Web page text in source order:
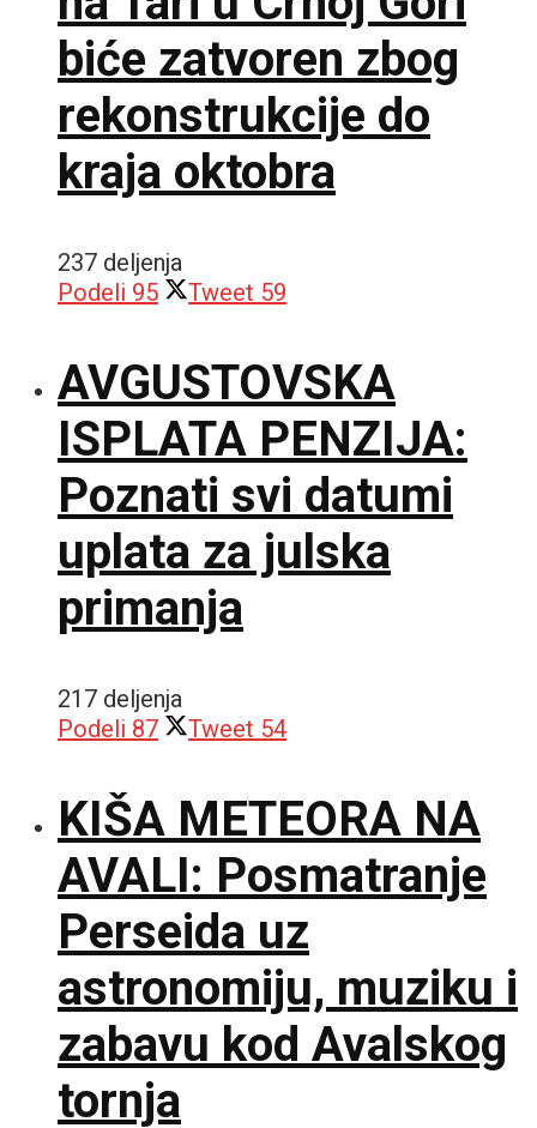
biće zatvoren zbog
rekonstrukcije do
kraja oktobra
237 deljenja
Podeli 95 Tweet 59
AVGUSTOVSKA
ISPLATA PENZIJA:
Poznati svi datumi
uplata za julska
primanja
217 deljenja
Podeli 87 Tweet 54
KIŠA METEORA NA
AVALI: Posmatranje
Perseida uz
astronomiju, muziku i
zabavu kod Avalskog
tornja